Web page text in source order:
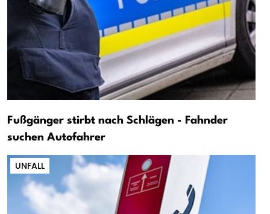
Fußgänger stirbt nach Schlägen - Fahnder
suchen Autofahrer
UNFALL